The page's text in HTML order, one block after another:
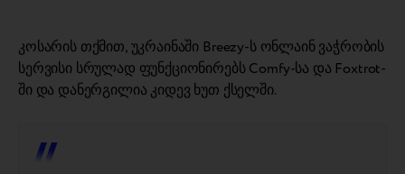
კოსარის თქმით, უკრაინაში Breezy-ს ონლაინ ვაჭრობის
სერვისი სრულად ფუნქციონირებს Comfy-სა და Foxtrot-
ში და დანერგილია კიდევ ხუთ ქსელში.